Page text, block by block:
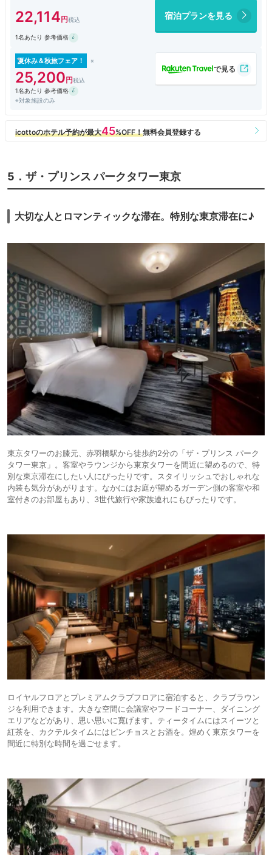
は すべて有料なのでちょっと楽しみでしたが 今回は 仕方ありませ
結婚記念日の宿泊と伝えましたらお祝いの品を 持ってきてくださいまし
ラウンジの食べ物などはどんどん少なくなってきましたが贅沢な時間を味
わえるのは 本当に幸せです 有難うございました
22,114 宿泊プランを見る
1名あたり 参考価格
夏休み＆秋旅フェア！
25,200
1名あたり 参考価格
※対象施設のみ
5．ザ・プリンス パークタワー東京
大切な人とロマンティックな滞在。特別な東京滞在に♪
東京タワーのお膝元、赤羽橋駅から徒歩約2分の「ザ・プリンス パーク
タワー東京」。客室やラウンジから東京タワーを間近に望めるので、特
別な東京滞在にしたい人にぴったりです。スタイリッシュでおしゃれな
内装も気分があがります。なかにはお庭が望めるガーデン側の客室や和
室付きのお部屋もあり、3世代旅行や家族連れにもぴったりです。
ロイヤルフロアとプレミアムクラブフロアに宿泊すると、クラブラウン
ジを利用できます。大きな空間に会議室やフードコーナー、ダイニング
エリアなどがあり、思い思いに寛げます。ティータイムにはスイーツと
紅茶を、カクテルタイムにはピンチョスとお酒を。煌めく東京タワーを
間近に特別な時間を過ごせます。